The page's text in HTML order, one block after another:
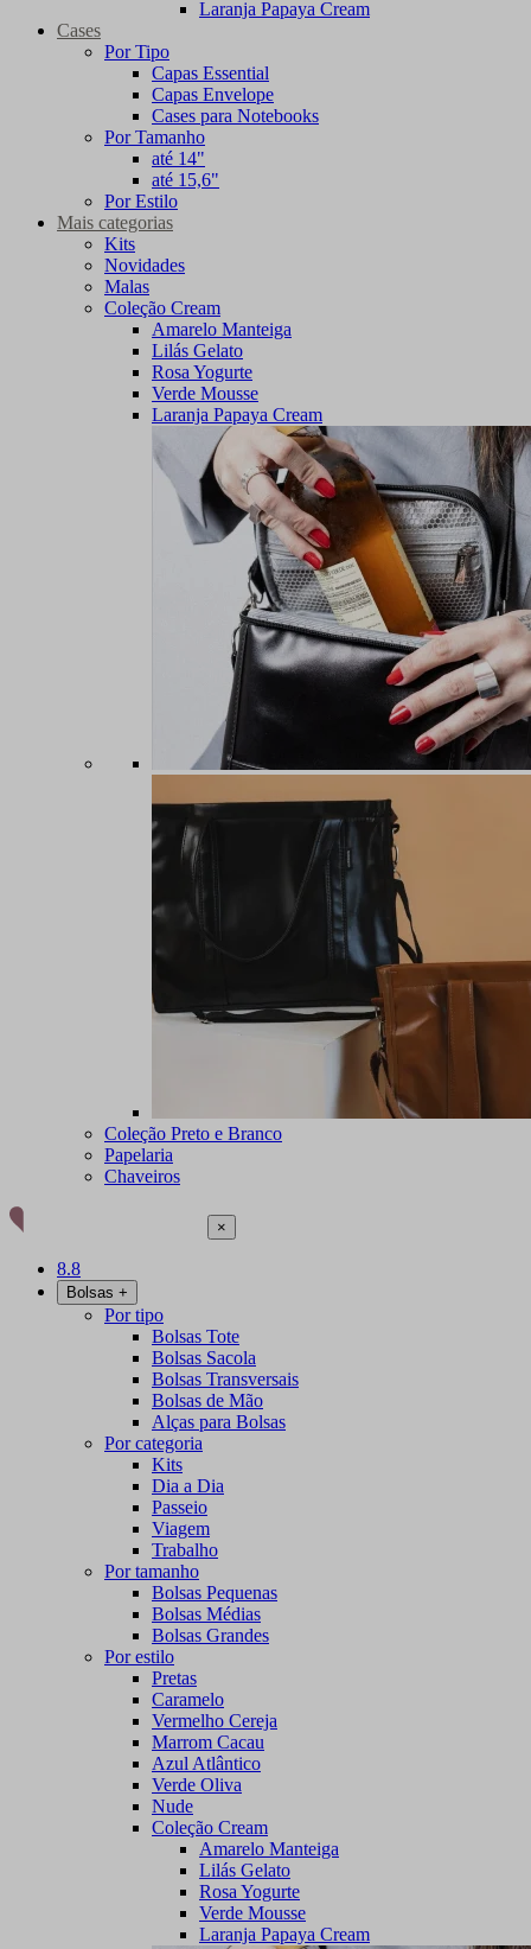
Laranja Papaya Cream
Cases
Por Tipo
Capas Essential
Capas Envelope
Cases para Notebooks
Por Tamanho
até 14"
até 15,6"
Por Estilo
Mais categorias
Kits
Novidades
Malas
Coleção Cream
Amarelo Manteiga
Lilás Gelato
Rosa Yogurte
Verde Mousse
Laranja Papaya Cream
Coleção Preto e Branco
Papelaria
Chaveiros
×
8.8
Bolsas +
Por tipo
Bolsas Tote
Bolsas Sacola
Bolsas Transversais
Bolsas de Mão
Alças para Bolsas
Por categoria
Kits
Dia a Dia
Passeio
Viagem
Trabalho
Por tamanho
Bolsas Pequenas
Bolsas Médias
Bolsas Grandes
Por estilo
Pretas
Caramelo
Vermelho Cereja
Marrom Cacau
Azul Atlântico
Verde Oliva
Nude
Coleção Cream
Amarelo Manteiga
Lilás Gelato
Rosa Yogurte
Verde Mousse
Laranja Papaya Cream